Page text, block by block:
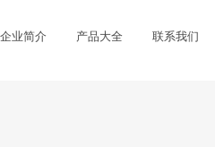
企业简介 产品大全 联系我们